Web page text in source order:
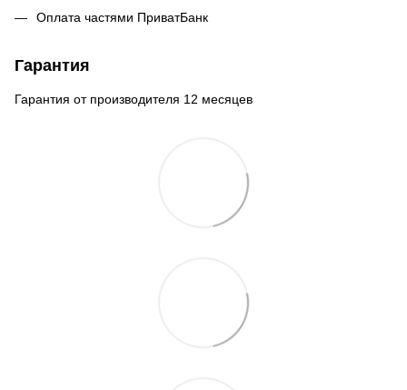
Оплата частями ПриватБанк
Гарантия
Гарантия от производителя 12 месяцев